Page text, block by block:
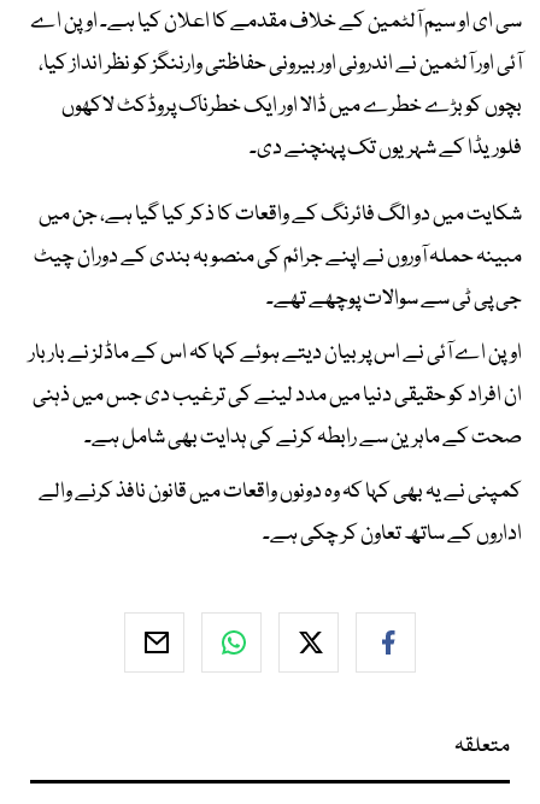
سی ای او سیم آلٹمین کے خلاف مقدمے کا اعلان کیا ہے۔ اوپن اے
آئی اور آلٹمین نے اندرونی اور بیرونی حفاظتی وارننگز کو نظر انداز کیا،
بچوں کو بڑے خطرے میں ڈالا اور ایک خطرناک پروڈکٹ لاکھوں
فلوریڈا کے شہریوں تک پہنچنے دی۔
شکایت میں دو الگ فائرنگ کے واقعات کا ذکر کیا گیا ہے، جن میں
مبینہ حملہ آوروں نے اپنے جرائم کی منصوبہ بندی کے دوران چیٹ
جی پی ٹی سے سوالات پوچھے تھے۔
اوپن اے آئی نے اس پر بیان دیتے ہوئے کہا کہ اس کے ماڈلز نے بار بار
ان افراد کو حقیقی دنیا میں مدد لینے کی ترغیب دی جس میں ذہنی
صحت کے ماہرین سے رابطہ کرنے کی ہدایت بھی شامل ہے۔
کمپنی نے یہ بھی کہا کہ وہ دونوں واقعات میں قانون نافذ کرنے والے
اداروں کے ساتھ تعاون کر چکی ہے۔
متعلقہ